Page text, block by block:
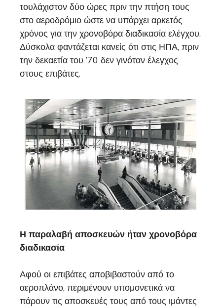
τουλάχιστον δύο ώρες πριν την πτήση τους
στο αεροδρόμιο ώστε να υπάρχει αρκετός
χρόνος για την χρονοβόρα διαδικασία ελέγχου.
Δύσκολα φαντάζεται κανείς ότι στις ΗΠΑ, πριν
την δεκαετία του ’70 δεν γινόταν έλεγχος
στους επιβάτες.
Η παραλαβή αποσκευών ήταν χρονοβόρα
διαδικασία
Αφού οι επιβάτες αποβιβαστούν από το
αεροπλάνο, περιμένουν υπομονετικά να
πάρουν τις αποσκευές τους από τους ιμάντες